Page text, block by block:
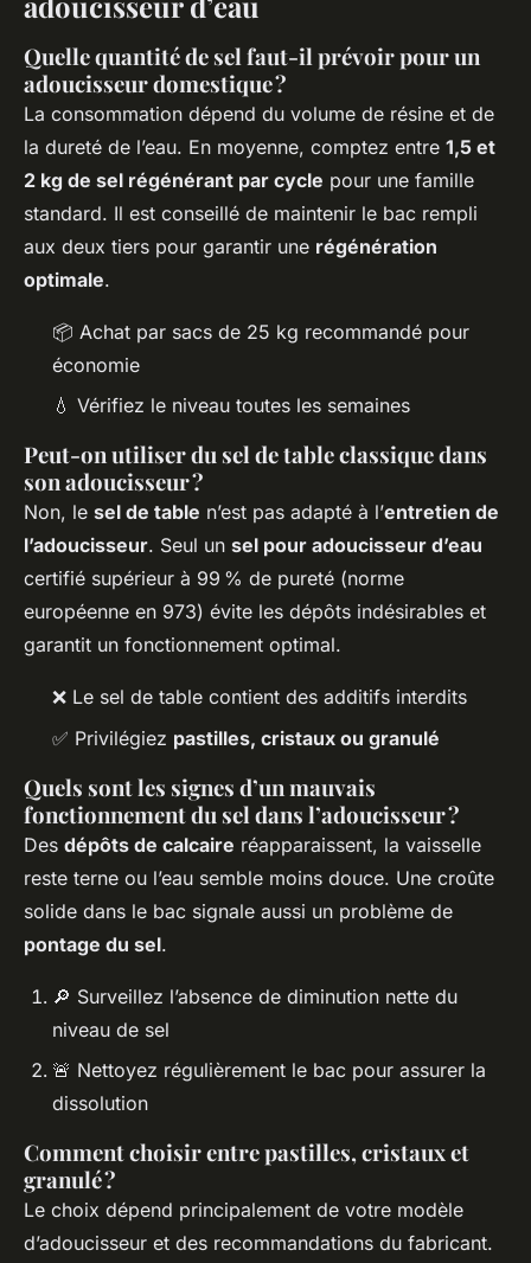
Quelle quantité de sel faut-il prévoir pour un
adoucisseur domestique ?
La consommation dépend du volume de résine et de
la dureté de l’eau. En moyenne, comptez entre 1,5 et
2 kg de sel régénérant par cycle pour une famille
standard. Il est conseillé de maintenir le bac rempli
aux deux tiers pour garantir une régénération
optimale.
📦 Achat par sacs de 25 kg recommandé pour
économie
💧 Vérifiez le niveau toutes les semaines
Peut-on utiliser du sel de table classique dans
son adoucisseur ?
Non, le sel de table n’est pas adapté à l’entretien de
l’adoucisseur. Seul un sel pour adoucisseur d’eau
certifié supérieur à 99 % de pureté (norme
européenne en 973) évite les dépôts indésirables et
garantit un fonctionnement optimal.
❌ Le sel de table contient des additifs interdits
✅ Privilégiez pastilles, cristaux ou granulé
Quels sont les signes d’un mauvais
fonctionnement du sel dans l’adoucisseur ?
Des dépôts de calcaire réapparaissent, la vaisselle
reste terne ou l’eau semble moins douce. Une croûte
solide dans le bac signale aussi un problème de
pontage du sel.
🔎 Surveillez l’absence de diminution nette du
niveau de sel
🚨 Nettoyez régulièrement le bac pour assurer la
dissolution
Comment choisir entre pastilles, cristaux et
granulé ?
Le choix dépend principalement de votre modèle
d’adoucisseur et des recommandations du fabricant.